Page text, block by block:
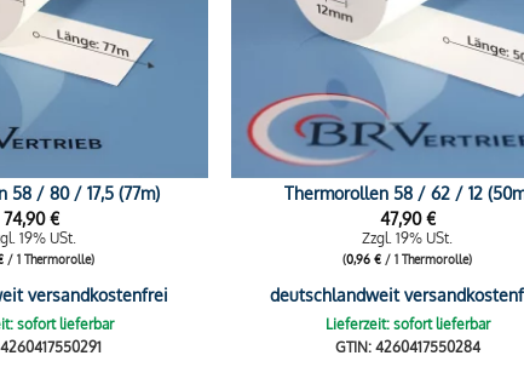
58 / 80 / 17,5 (77m)
74,90€
19% USt.
/ 1 Thermorolle)
versandkostenfrei
sofort lieferbar
Thermorollen 58 / 62 / 12
47,90€
Zzgl. 19% USt.
(0,96€ / 1 Thermorolle)
deutschlandweit
Lieferzeit: sofort lieferbar
GTIN: 4260417550284